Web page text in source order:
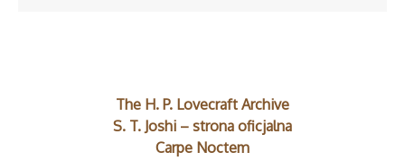
CTHULHU W POLSCE
CTHULHU ZA GRANICĄ
The H. P. Lovecraft Archive
S. T. Joshi – strona oficjalna
Carpe Noctem